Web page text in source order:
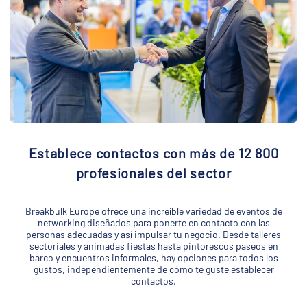
Establece contactos con más de 12 800
profesionales del sector
Breakbulk Europe ofrece una increíble variedad de eventos de
networking diseñados para ponerte en contacto con las
personas adecuadas y así impulsar tu negocio. Desde talleres
sectoriales y animadas fiestas hasta pintorescos paseos en
barco y encuentros informales, hay opciones para todos los
gustos, independientemente de cómo te guste establecer
contactos.